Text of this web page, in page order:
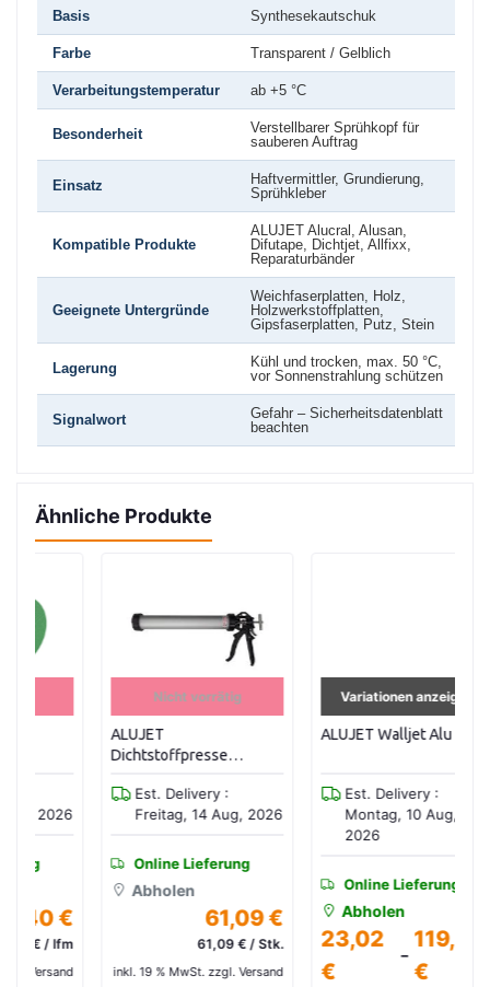
Basis Synthesekautschuk
Farbe Transparent / Gelblich
Verarbeitungstemperatur ab +5 °C
Besonderheit
Verstellbarer Sprühkopf für
sauberen Auftrag
Einsatz
Haftvermittler, Grundierung,
Sprühkleber
Kompatible Produkte
ALUJET Alucral, Alusan,
Difutape, Dichtjet, Allfixx,
Reparaturbänder
Geeignete Untergründe
Weichfaserplatten, Holz,
Holzwerkstoffplatten,
Gipsfaserplatten, Putz, Stein
Lagerung
Kühl und trocken, max. 50 °C,
vor Sonnenstrahlung schützen
Signalwort
Gefahr – Sicherheitsdatenblatt
beachten
Ähnliche Produkte
Nicht vorrätig
Dichtstoffpresse
600ml/Kartuschen bis
310ml
Est. Delivery :
Freitag, 14 Aug, 2026
Online Lieferung
Abholen
61,09 €
61,09 € / Stk.
inkl. 19 % MwSt. zzgl. Versand
Variationen anzeigen
ALUJET Walljet Alu 50 m
Est. Delivery :
Montag, 10 Aug,
Online Lieferung
Abholen
23,02
€
-
119,99